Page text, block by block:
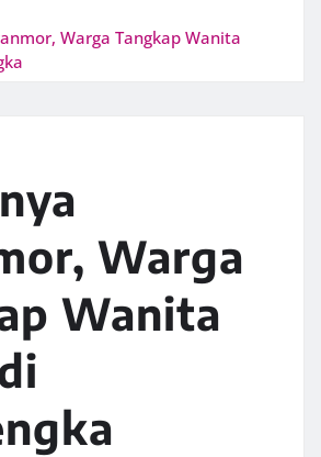
Warga Tangkap Wanita
Warga
Wanita